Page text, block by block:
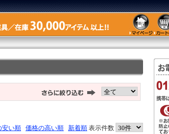
安い順 価格の高い順 新着順 表示件数